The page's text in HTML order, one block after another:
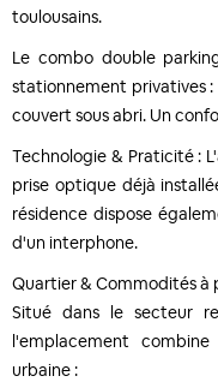
toulousains.
Le combo double
stationnement privatives
couvert sous abri. Un
Technologie & Praticité :
prise optique déjà
résidence dispose
d'un interphone.
Quartier & Commodités à
Situé dans le secteur
l'emplacement
urbaine :